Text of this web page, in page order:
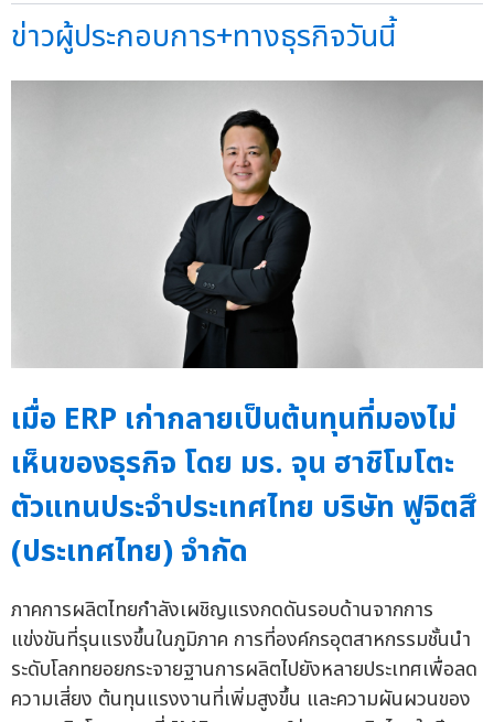
ข่าวผู้ประกอบการ+ทางธุรกิจวันนี้
เมื่อ ERP เก่ากลายเป็นต้นทุนที่มองไม่
เห็นของธุรกิจ โดย มร. จุน ฮาชิโมโตะ
ตัวแทนประจำประเทศไทย บริษัท ฟูจิตสึ
(ประเทศไทย) จำกัด
ภาคการผลิตไทยกำลังเผชิญแรงกดดันรอบด้านจากการ
แข่งขันที่รุนแรงขึ้นในภูมิภาค การที่องค์กรอุตสาหกรรมชั้นนำ
ระดับโลกทยอยกระจายฐานการผลิตไปยังหลายประเทศเพื่อลด
ความเสี่ยง ต้นทุนแรงงานที่เพิ่มสูงขึ้น และความผันผวนของ